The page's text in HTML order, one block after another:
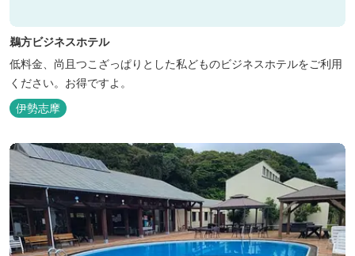
鵜方ビジネスホテル
低料金、尚且つこざっぱりとした私どものビジネスホテルをご利用
ください。お得ですよ。
伊勢志摩